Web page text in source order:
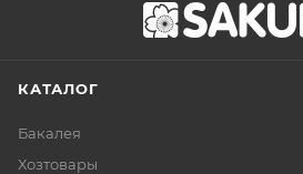
КАТАЛОГ
Бакалея
Хозтовары